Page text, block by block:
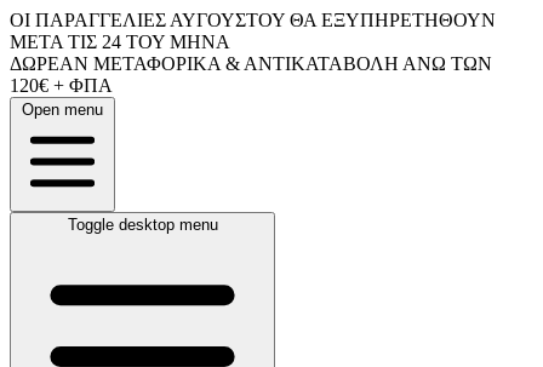
ΟΙ ΠΑΡΑΓΓΕΛΙΕΣ ΑΥΓΟΥΣΤΟΥ ΘΑ ΕΞΥΠΗΡΕΤΗΘΟΥΝ
ΜΕΤΑ ΤΙΣ 24 ΤΟΥ ΜΗΝΑ
ΔΩΡΕΑΝ ΜΕΤΑΦΟΡΙΚΑ & ΑΝΤΙΚΑΤΑΒΟΛΗ ΑΝΩ ΤΩΝ
120€ + ΦΠΑ
Open menu
Toggle desktop menu